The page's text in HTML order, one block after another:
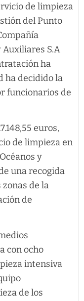
de limpieza
del Punto
Auxiliares S.A
ha
ha decidido la
funcionarios de
euros,
de limpieza en
y
una recogida
de la
de
con ocho
intensiva
de los